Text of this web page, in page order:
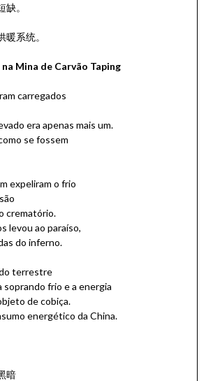
。
系统。
Mina de Carvão Taping
carregados
era apenas mais um.
se fossem
expeliram o frio
crematório.
levou ao paraíso,
do inferno.
terrestre
frio e a energia
de cobiça.
energético da China.
暗